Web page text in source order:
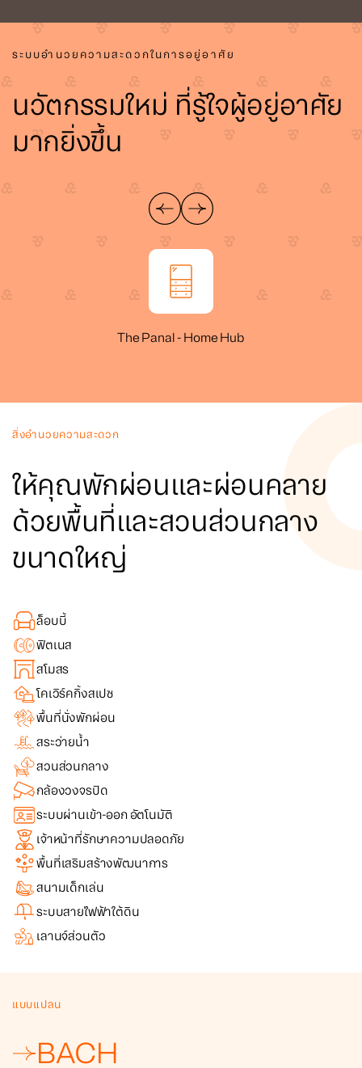
ระบบอำนวยความสะดวกในการอยู่อาศัย
นวัตกรรมใหม่ ที่รู้ใจผู้อยู่อาศัย
มากยิ่งขึ้น
The Panal - Home Hub
สิ่งอำนวยความสะดวก
ให้คุณพักผ่อนและผ่อนคลาย
ด้วยพื้นที่และสวนส่วนกลาง
ขนาดใหญ่
ล็อบบี้
ฟิตเนส
สโมสร
โคเวิร์คกิ้งสเปซ
พื้นที่นั่งพักผ่อน
สระว่ายน้ำ
สวนส่วนกลาง
กล้องวงจรปิด
ระบบผ่านเข้า-ออก อัตโนมัติ
เจ้าหน้าที่รักษาความปลอดภัย
พื้นที่เสริมสร้างพัฒนาการ
สนามเด็กเล่น
ระบบสายไฟฟ้าใต้ดิน
เลานจ์ส่วนตัว
แบบแปลน
BACH